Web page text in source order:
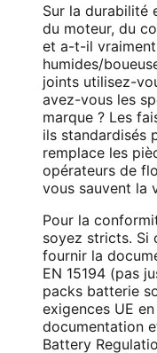
Sur la durabilité
du moteur, du
et a-t-il
humides/
joints utilisez-
avez-vous les
marque ? Les
ils standardisés
remplace les
opérateurs de
vous sauvent la
Pour la
soyez stricts. Si
fournir la
EN 15194 (pas
packs batterie
exigences UE
documentation
Battery